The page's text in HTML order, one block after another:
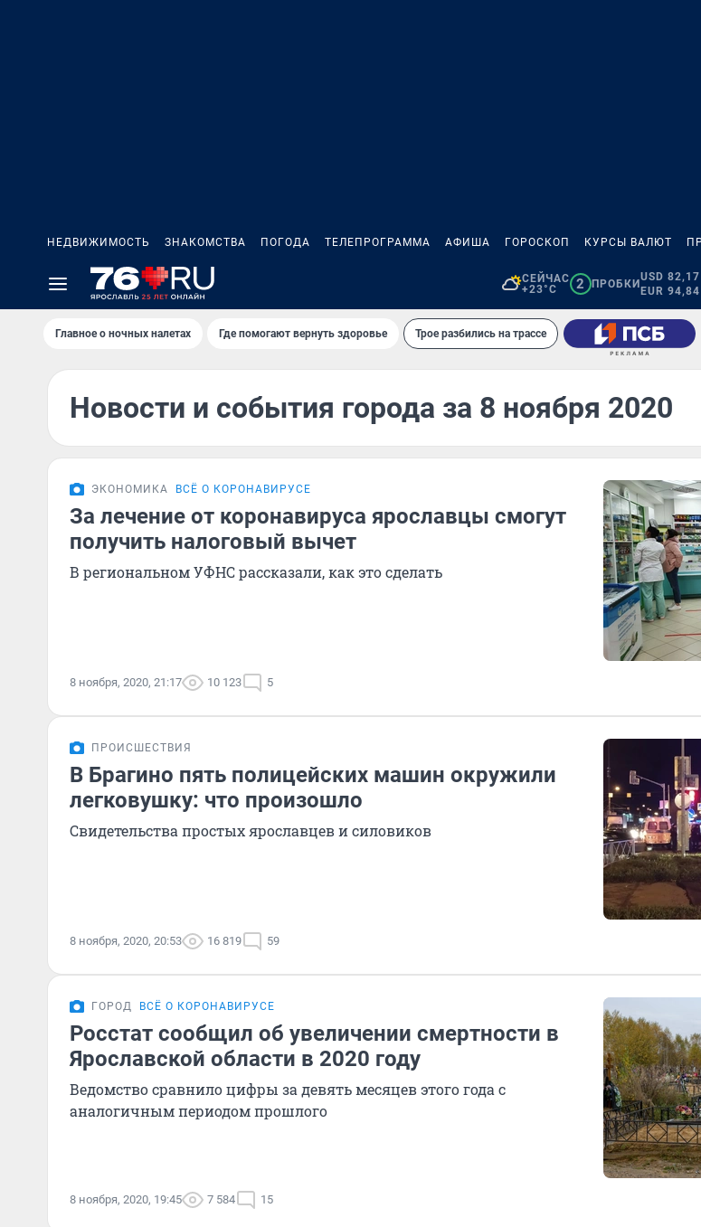
НЕДВИЖИМОСТЬ ЗНАКОМСТВА ПОГОДА ТЕЛЕПРОГРАММА АФИША ГОРОСКОП КУРСЫ ВАЛЮТ
СЕЙЧАС
+23°C
2 ПРОБКИ
USD 82,17
EUR 94,84
Главное о ночных налетах Где помогают вернуть здоровье Трое разбились на трассе
Новости и события города за 8 ноября 2020
ЭКОНОМИКА ВСЁ О КОРОНАВИРУСЕ
За лечение от коронавируса ярославцы смогут
получить налоговый вычет
В региональном УФНС рассказали, как это сделать
8 ноября, 2020, 21:17 10 123 5
ПРОИСШЕСТВИЯ
В Брагино пять полицейских машин окружили
легковушку: что произошло
Свидетельства простых ярославцев и силовиков
8 ноября, 2020, 20:53 16 819 59
ГОРОД ВСЁ О КОРОНАВИРУСЕ
Росстат сообщил об увеличении смертности в
Ярославской области в 2020 году
Ведомство сравнило цифры за девять месяцев этого года с
аналогичным периодом прошлого
8 ноября, 2020, 19:45 7 584 15